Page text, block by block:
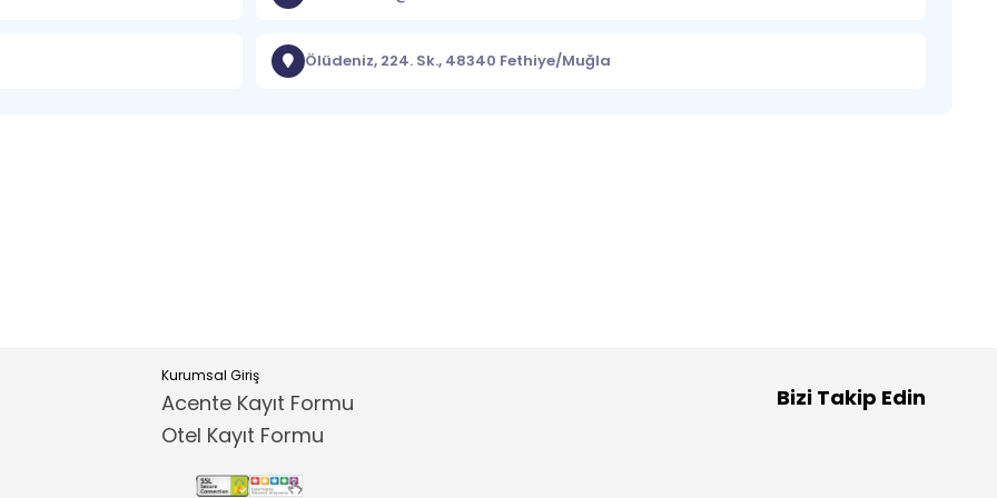
Ölüdeniz, 224. Sk., 48340 Fethiye/Muğla
Kurumsal Giriş
Acente Kayıt Formu
Otel Kayıt Formu
Bizi Takip Edin